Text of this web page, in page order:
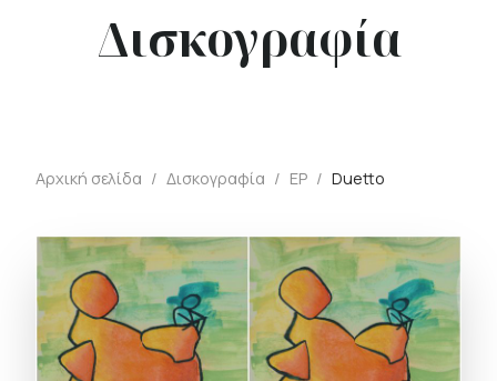
Δισκογραφία
Αρχική σελίδα / Δισκογραφία / EP / Duetto